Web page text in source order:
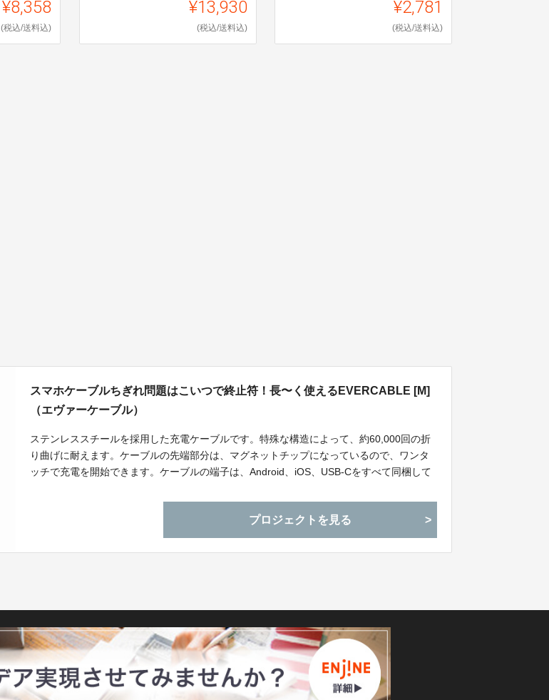
¥8,358
(税込/送料込)
¥13,930
(税込/送料込)
¥2,781
(税込/送料込)
スマホケーブルちぎれ問題はこいつで終止符！長〜く使えるEVERCABLE [M]
（エヴァーケーブル）
ステンレススチールを採用した充電ケーブルです。特殊な構造によって、約60,000回の折
り曲げに耐えます。ケーブルの先端部分は、マグネットチップになっているので、ワンタ
ッチで充電を開始できます。ケーブルの端子は、Android、iOS、USB-Cをすべて同梱して
プロジェクトを見る